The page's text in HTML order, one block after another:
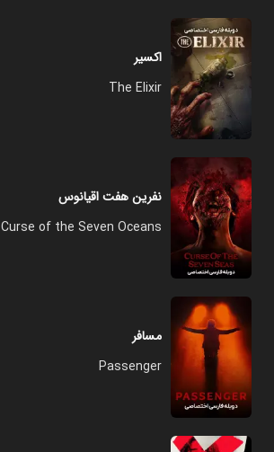
اکسیر
The Elixir
نفرین هفت اقیانوس
Curse of the Seven Oceans
مسافر
Passenger